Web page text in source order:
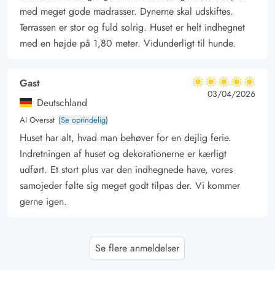
med meget gode madrasser. Dynerne skal udskiftes.
Terrassen er stor og fuld solrig. Huset er helt indhegnet
med en højde på 1,80 meter. Vidunderligt til hunde.
Gast
Deutschland
AI Oversat (Se oprindelig)
5 ud af 5
5 ud af 5
5 out of 5
03/04/2026
Huset har alt, hvad man behøver for en dejlig ferie.
Indretningen af huset og dekorationerne er kærligt
udført. Et stort plus var den indhegnede have, vores
samojeder følte sig meget godt tilpas der. Vi kommer
gerne igen.
Se flere anmeldelser